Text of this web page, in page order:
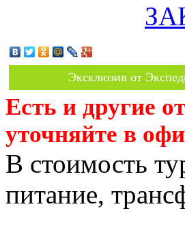
Эксклюзив от
Есть и другие
уточняйте в
В стоимость
питание,